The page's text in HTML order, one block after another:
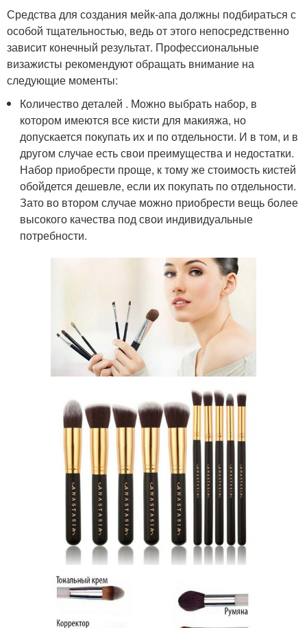
Средства для создания мейк-апа должны подбираться с
особой тщательностью, ведь от этого непосредственно
зависит конечный результат. Профессиональные
визажисты рекомендуют обращать внимание на
следующие моменты:
Количество деталей . Можно выбрать набор, в
котором имеются все кисти для макияжа, но
допускается покупать их и по отдельности. И в том, и в
другом случае есть свои преимущества и недостатки.
Набор приобрести проще, к тому же стоимость кистей
обойдется дешевле, если их покупать по отдельности.
Зато во втором случае можно приобрести вещь более
высокого качества под свои индивидуальные
потребности.